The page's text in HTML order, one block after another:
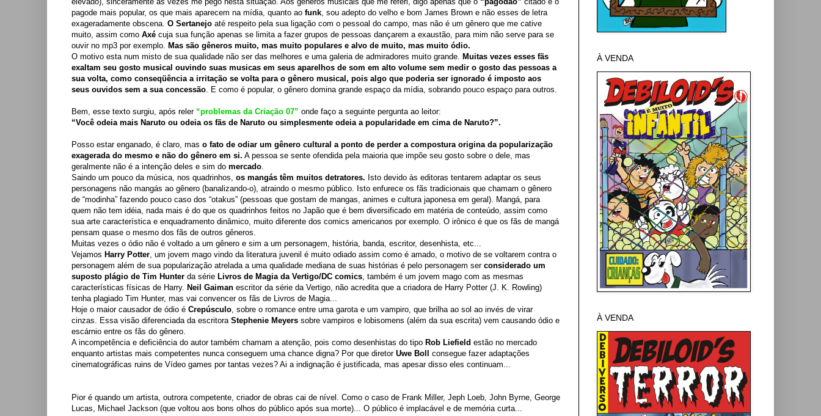
pagode mais popular, os que mais aparecem na mídia, quanto ao funk , sou adepto do velho e bom James Brown e não esses de letra
exageradamente obscena. O Sertanejo até respeito pela sua ligação com o pessoal do campo, mas não é um gênero que me cative
muito, assim como Axé cuja sua função apenas se limita a fazer grupos de pessoas dançarem a exaustão, para mim não serve para se
ouvir no mp3 por exemplo. Mas são gêneros muito, mas muito populares e alvo de muito, mas muito ódio.
O motivo esta num misto de sua qualidade não ser das melhores e uma galeria de admiradores muito grande. Muitas vezes esses fãs
exaltam seu gosto musical ouvindo suas musicas em seus aparelhos de som em alto volume sem medir o gosto das pessoas a
sua volta, como conseqüência a irritação se volta para o gênero musical, pois algo que poderia ser ignorado é imposto aos
seus ouvidos sem a sua concessão . E como é popular, o gênero domina grande espaço da mídia, sobrando pouco espaço para outros.
Bem, esse texto surgiu, após reler “problemas da Criação 07” onde faço a seguinte pergunta ao leitor:
“Você odeia mais Naruto ou odeia os fãs de Naruto ou simplesmente odeia a popularidade em cima de Naruto?”.
Posso estar enganado, é claro, mas o fato de odiar um gênero cultural a ponto de perder a compostura origina da popularização
exagerada do mesmo e não do gênero em si. A pessoa se sente ofendida pela maioria que impõe seu gosto sobre o dele, mas
geralmente não é a intenção deles e sim do mercado
Saindo um pouco da música, nos quadrinhos, os mangás têm muitos detratores. Isto devido às editoras tentarem adaptar os seus
personagens não mangás ao gênero (banalizando-o), atraindo o mesmo público. Isto enfurece os fãs tradicionais que chamam o gênero
de “modinha” fazendo pouco caso dos “otakus” (pessoas que gostam de mangas, animes e cultura japonesa em geral). Mangá, para
quem não tem idéia, nada mais é do que os quadrinhos feitos no Japão que é bem diversificado em matéria de conteúdo, assim como
sua arte característica e enquadramento dinâmico, muito diferente dos comics americanos por exemplo. O irônico é que os fãs de mangá
pensam quase o mesmo dos fãs de outros gêneros.
Muitas vezes o ódio não é voltado a um gênero e sim a um personagem, história, banda, escritor, desenhista, etc...
Vejamos Harry Potter , um jovem mago vindo da literatura juvenil é muito odiado assim como é amado, o motivo de se voltarem contra o
personagem além de sua popularização atrelada a uma qualidade mediana de suas histórias é pelo personagem ser considerado um
suposto plágio de Tim Hunter da série Livros de Magia da Vertigo/DC comics , também é um jovem mago com as mesmas
características físicas de Harry. Neil Gaiman escritor da série da Vertigo, não acredita que a criadora de Harry Potter (J. K. Rowling)
tenha plagiado Tim Hunter, mas vai convencer os fãs de Livros de Magia...
Hoje o maior causador de ódio é Crepúsculo , sobre o romance entre uma garota e um vampiro, que brilha ao sol ao invés de virar
cinzas. Essa visão diferenciada da escritora Stephenie Meyers sobre vampiros e lobisomens (além da sua escrita) vem causando ódio e
escárnio entre os fãs do gênero.
A incompetência e deficiência do autor também chamam a atenção, pois como desenhistas do tipo Rob Liefield estão no mercado
enquanto artistas mais competentes nunca conseguem uma chance digna? Por que diretor Uwe Boll consegue fazer adaptações
cinematográficas ruins de Vídeo games por tantas vezes? Ai a indignação é justificada, mas apesar disso eles continuam...
Pior é quando um artista, outrora competente, criador de obras cai de nível. Como o caso de Frank Miller, Jeph Loeb, John Byrne, George
Lucas, Michael Jackson (que voltou aos bons olhos do público após sua morte)... O público é implacável e de memória curta...
À VENDA
À VENDA